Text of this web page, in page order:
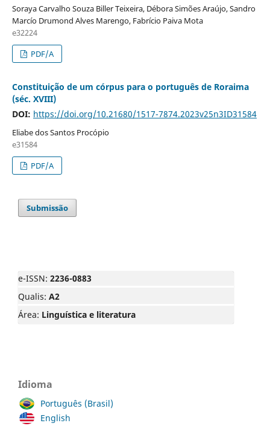
Soraya Carvalho Souza Biller Teixeira, Débora Simões Araújo, Sandro
Marcío Drumond Alves Marengo, Fabrício Paiva Mota
e32224
PDF/A
Constituição de um córpus para o português de Roraima
(séc. XVIII)
DOI: https://doi.org/10.21680/1517-7874.2023v25n3ID31584
Eliabe dos Santos Procópio
e31584
PDF/A
Submissão
e-ISSN: 2236-0883
Qualis: A2
Área: Linguística e literatura
Idioma
Português (Brasil)
English